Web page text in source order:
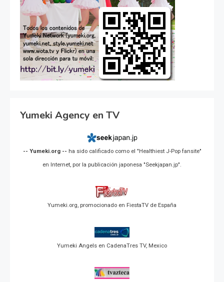
Yumeki Agency en TV
-- Yumeki.org -- ha sido calificado como el "Healthiest J-Pop fansite"
en Internet, por la publicación japonesa "Seekjapan.jp".
Yumeki.org, promocionado en FiestaTV de España
Yumeki Angels en CadenaTres TV, Mexico